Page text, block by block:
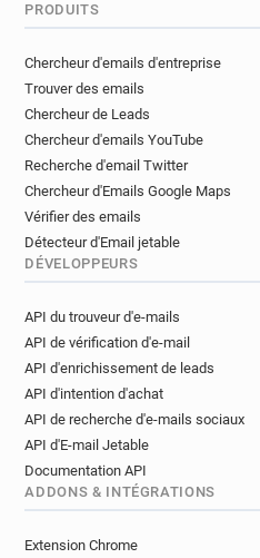
v***********@amnesty.org.uk
d**********@amnesty.org.uk
b***********@amnesty.org.uk
b*******@amnesty.org.uk
x************@amnesty.org.uk
f*****@amnesty.org.uk
a**********@amnesty.org.uk
a***********@amnesty.org.uk
o*********@amnesty.org.uk
w***********@amnesty.org.uk
b********@amnesty.org.uk
m*********@amnesty.org.uk
m*****@amnesty.org.uk
w******@amnesty.org.uk
PRODUITS
Chercheur d'emails d'entreprise
Trouver des emails
Chercheur de Leads
Chercheur d'emails YouTube
Recherche d'email Twitter
Chercheur d'Emails Google Maps
Vérifier des emails
Détecteur d'Email jetable
DÉVELOPPEURS
API du trouveur d'e-mails
API de vérification d'e-mail
API d'enrichissement de leads
API d'intention d'achat
API de recherche d'e-mails sociaux
API d'E-mail Jetable
Documentation API
ADDONS & INTÉGRATIONS
Extension Chrome